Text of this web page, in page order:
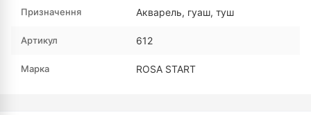
Призначення Акварель, гуаш, туш
Артикул 612
Марка ROSA START